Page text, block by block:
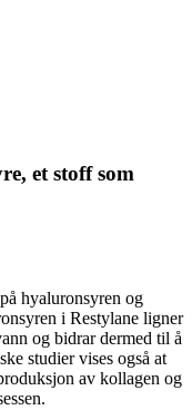
et stoff som
hyaluronsyren og
i Restylane ligner
og bidrar dermed til å
studier vises også at
av kollagen og